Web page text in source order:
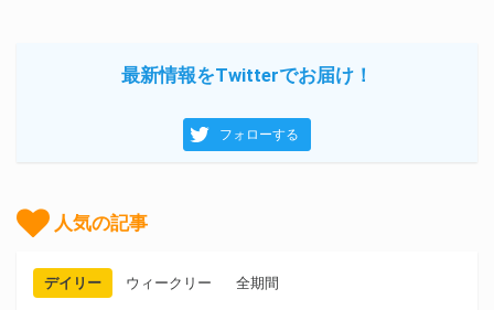
最新情報をTwitterでお届け！
フォローする
人気の記事
デイリー ウィークリー 全期間